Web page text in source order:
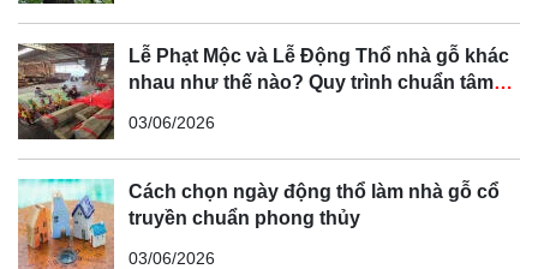
Lễ Phạt Mộc và Lễ Động Thổ nhà gỗ khác
nhau như thế nào? Quy trình chuẩn tâm
03/06/2026
Cách chọn ngày động thổ làm nhà gỗ cổ
truyền chuẩn phong thủy
03/06/2026